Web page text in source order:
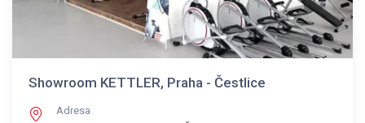
Showroom KETTLER, Praha - Čestlice
Adresa